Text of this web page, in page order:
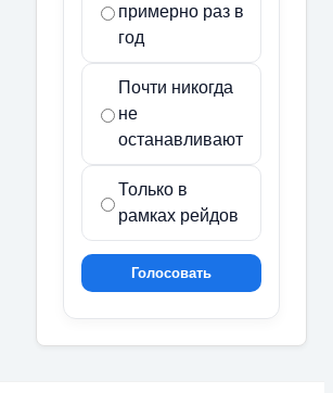
примерно раз в
год
Почти никогда
не
останавливают
Только в
рамках рейдов
Голосовать